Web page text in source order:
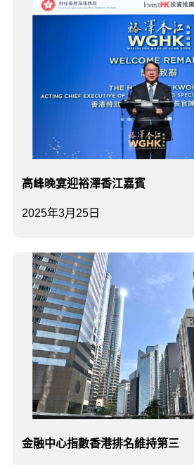
2025年3月25日
高峰晚宴迎裕澤香江嘉賓
金融中心指數香港排名維持第三